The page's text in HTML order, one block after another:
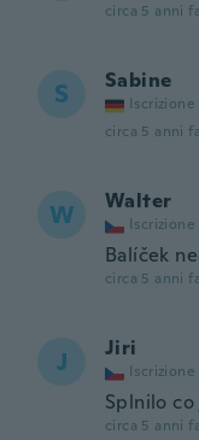
circa 5 anni fa
S Sabine
Iscrizione
circa 5 anni fa
W Walter
Iscrizione
Balíček
circa 5 anni fa
J Jiri
Iscrizione
Splnilo co
circa 5 anni fa